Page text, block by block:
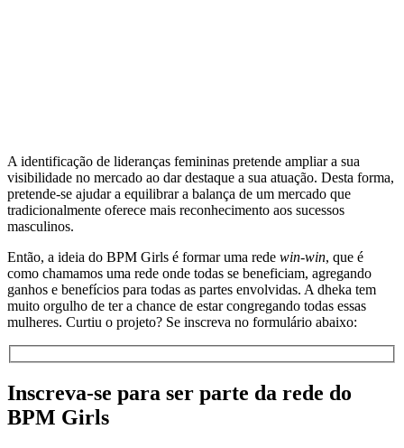
A identificação de lideranças femininas pretende ampliar a sua
visibilidade no mercado ao dar destaque a sua atuação. Desta forma,
pretende-se ajudar a equilibrar a balança de um mercado que
tradicionalmente oferece mais reconhecimento aos sucessos
masculinos.
Então, a ideia do BPM Girls é formar uma rede win-win, que é
como chamamos uma rede onde todas se beneficiam, agregando
ganhos e benefícios para todas as partes envolvidas. A dheka tem
muito orgulho de ter a chance de estar congregando todas essas
mulheres. Curtiu o projeto? Se inscreva no formulário abaixo:
Inscreva-se para ser parte da rede do
BPM Girls